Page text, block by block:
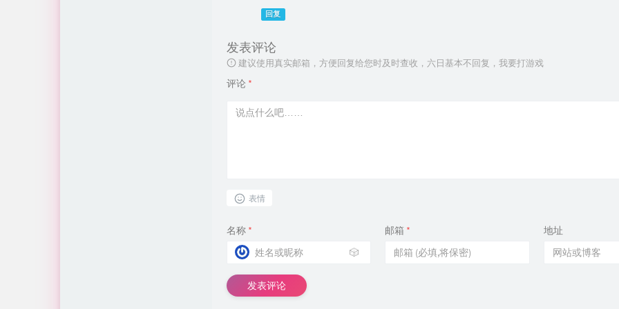
回复
发表评论
建议使用真实邮箱，方便回复给您时及时查收，六日基本不回复，我要打游戏
评论 *
表情
名称 *
🎲
邮箱 * 地址
发表评论